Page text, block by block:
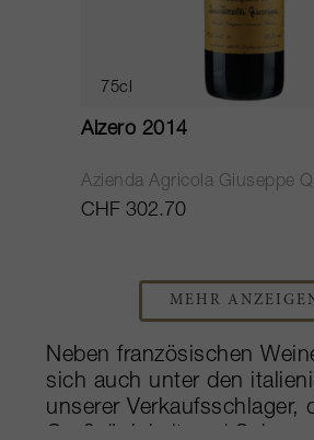
75cl
Alzero 2014
Azienda Agricola Giuseppe
CHF 302.70
MEHR
Neben französischen
sich auch unter den
unserer Verkaufsschlager,